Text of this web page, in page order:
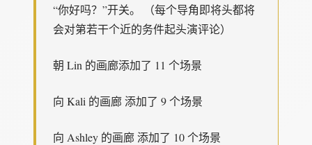
“你好吗？”开关。 （每个导角即将头都将
会对第若干个近的务件起头演评论）
朝 Lin 的画廊添加了 11 个场景
向 Kali 的画廊 添加了 9 个场景
向 Ashley 的画廊 添加了 10 个场景